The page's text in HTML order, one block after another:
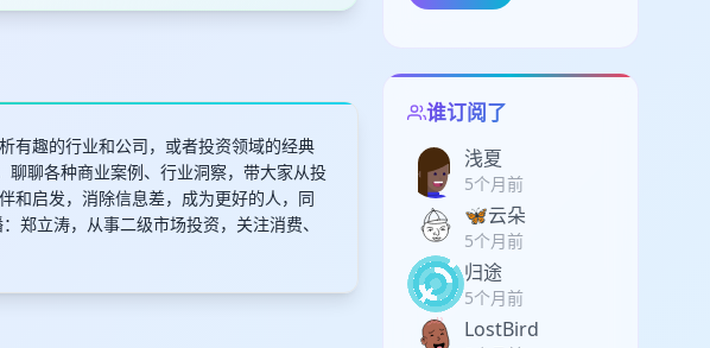
有趣的行业和公司，或者投资领域的经典
聊各种商业案例、行业洞察，带大家从投
和启发，消除信息差，成为更好的人，同
郑立涛，从事二级市场投资，关注消费、
谁订阅了
浅夏
5个月前
🦋云朵
5个月前
归途
5个月前
LostBird
取消 确定